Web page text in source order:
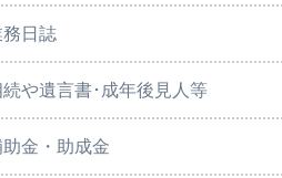
務日誌
や遺言書･成年後見人等
金・助成金